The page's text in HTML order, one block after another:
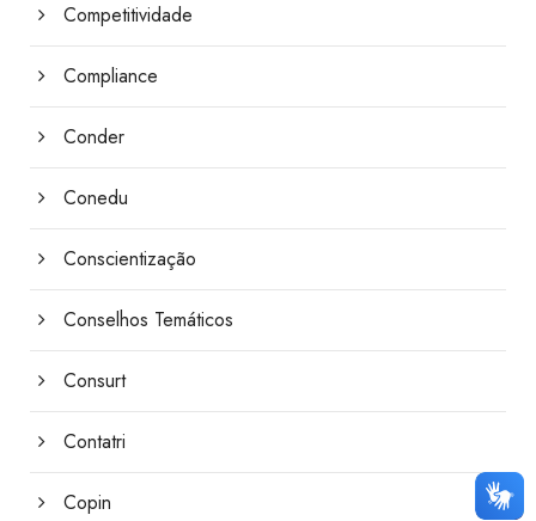
Competitividade
Compliance
Conder
Conedu
Conscientização
Conselhos Temáticos
Consurt
Contatri
Copin